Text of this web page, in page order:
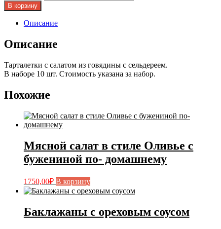
В корзину
Описание
Описание
Тарталетки с салатом из говядины с сельдереем.
В наборе 10 шт. Стоимость указана за набор.
Похожие
Мясной салат в стиле Оливье с
бужениной по- домашнему
1750,00₽ В корзину
Баклажаны с ореховым соусом